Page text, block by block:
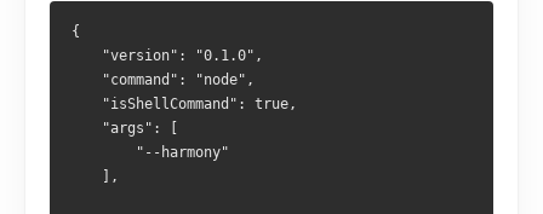
{
    "version": "0.1.0",
    "command": "node",
    "isShellCommand": true,
    "args": [
        "--harmony"
    ],